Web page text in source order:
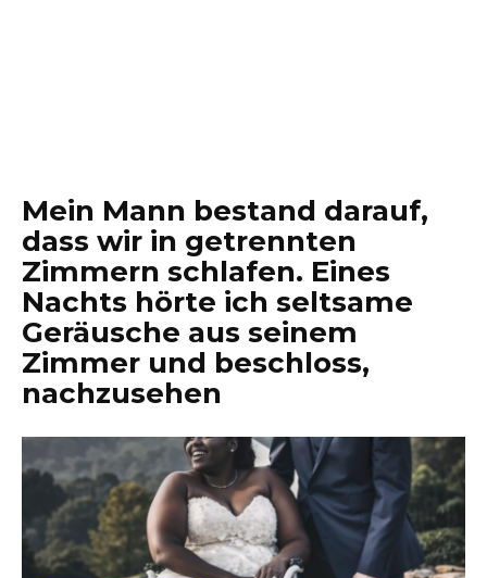
Mein Mann bestand darauf,
dass wir in getrennten
Zimmern schlafen. Eines
Nachts hörte ich seltsame
Geräusche aus seinem
Zimmer und beschloss,
nachzusehen